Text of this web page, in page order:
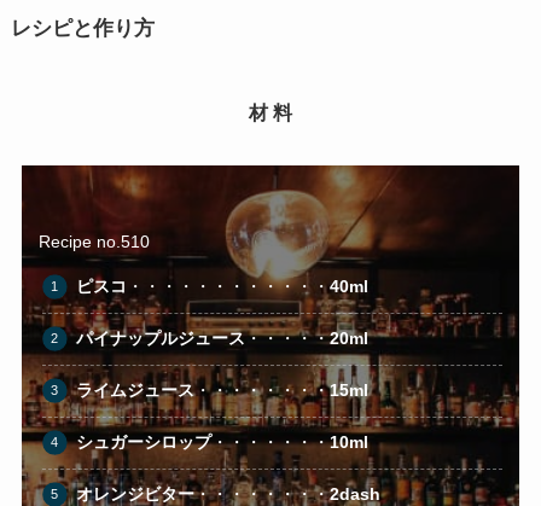
レシピと作り方
材 料
Recipe no.510
ピスコ ・・・・・・・・・・・・40ml
パイナップルジュース・・・・・20ml
ライムジュース・・・・・・・・15ml
シュガーシロップ・・・・・・・10ml
オレンジビター・・・・・・・・2dash